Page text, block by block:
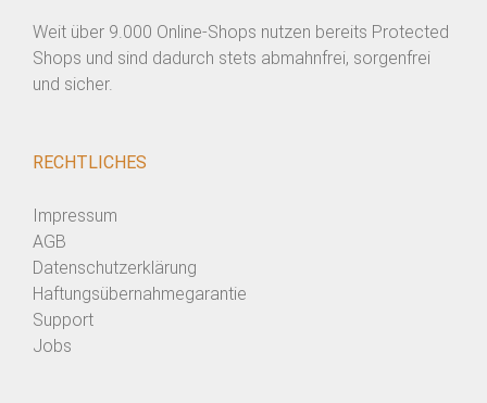
Weit über 9.000 Online-Shops nutzen bereits Protected
Shops und sind dadurch stets abmahnfrei, sorgenfrei
und sicher.
RECHTLICHES
Impressum
AGB
Datenschutzerklärung
Haftungsübernahmegarantie
Support
Jobs